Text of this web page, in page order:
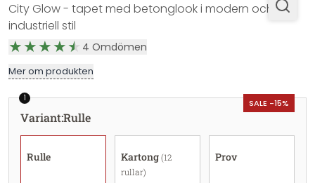
City Glow - tapet med betonglook i modern och
industriell stil
4 Omdömen
Mer om produkten
SALE -15%
1
Variant:Rulle
Rulle Kartong (12
rullar)
Prov